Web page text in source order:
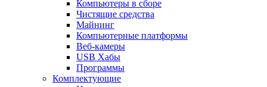
Компьютеры в сборе
Чистящие средства
Майнинг
Компьютерные платформы
Веб-камеры
USB Хабы
Программы
Комплектующие